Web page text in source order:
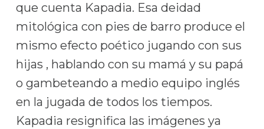
que cuenta Kapadia. Esa deidad
mitológica con pies de barro produce el
mismo efecto poético jugando con sus
hijas , hablando con su mamá y su papá
o gambeteando a medio equipo inglés
en la jugada de todos los tiempos.
Kapadia resignifica las imágenes ya